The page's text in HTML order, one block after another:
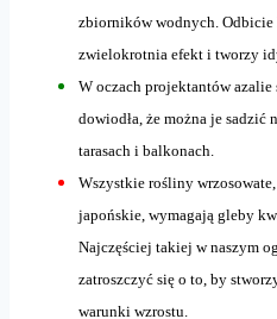
zbiorników wodnych.
zwielokrotnia efekt i tworzy
W oczach projektantów azalie
dowiodła, że można je sadzić
tarasach i balkonach.
Wszystkie rośliny
japońskie, wymagają gleby
Najczęściej takiej w naszym
zatroszczyć się o to, by
warunki wzrostu.